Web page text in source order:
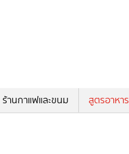
ร้านกาแฟและขนม สูตรอาหาร